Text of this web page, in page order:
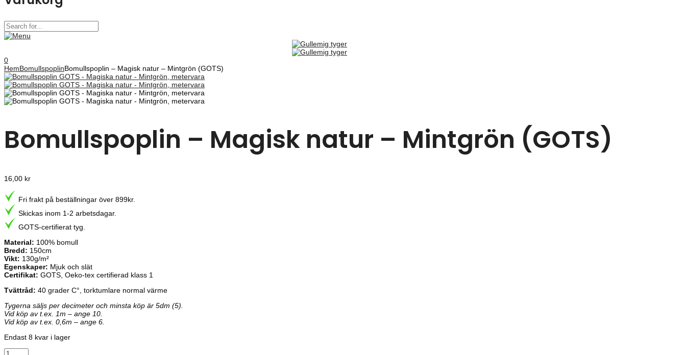
0
HemBomullspoplinBomullspoplin – Magisk natur – Mintgrön (GOTS)
Bomullspoplin – Magisk natur – Mintgrön (GOTS)
16,00 kr
Fri frakt på beställningar över 899kr.
Skickas inom 1-2 arbetsdagar.
GOTS-certifierat tyg.
Material: 100% bomull
Bredd: 150cm
Vikt: 130g/m²
Egenskaper: Mjuk och slät
Certifikat: GOTS, Oeko-tex certifierad klass 1
Tvättråd: 40 grader C°, torktumlare normal värme
Tygerna säljs per decimeter och minsta köp är 5dm (5).
Vid köp av t.ex. 1m – ange 10.
Vid köp av t.ex. 0,6m – ange 6.
Endast 8 kvar i lager